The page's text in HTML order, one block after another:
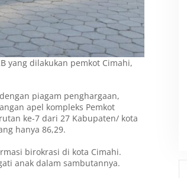
yang dilakukan pemkot Cimahi,
piagam penghargaan,
apel kompleks Pemkot
ke-7 dari 27 Kabupaten/ kota
hanya 86,29.
birokrasi di kota Cimahi.
anak dalam sambutannya.